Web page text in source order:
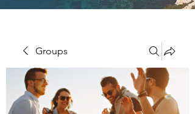
Groups